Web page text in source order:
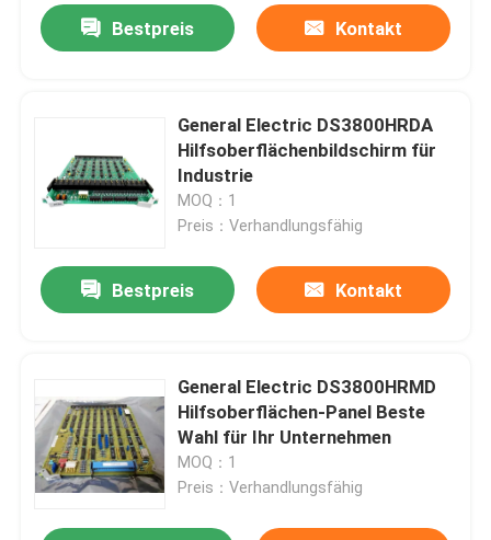
Produkte
Über uns
Bestpreis Kontakt
General Electric DS3800HRDA
Hilfsoberflächenbildschirm für
Industrie
MOQ：1
Preis：Verhandlungsfähig
Bestpreis Kontakt
General Electric DS3800HRMD
Hilfsoberflächen-Panel Beste
Wahl für Ihr Unternehmen
MOQ：1
Preis：Verhandlungsfähig